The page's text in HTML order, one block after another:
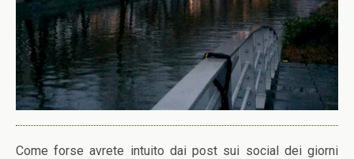
Come forse avrete intuito dai post sui social dei giorni